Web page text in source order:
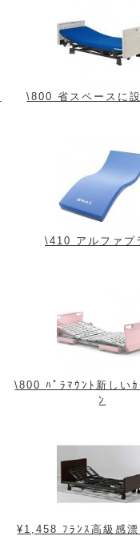
\800 省スペースに
\410 アルファプ
\800 ﾊﾟﾗﾏｳﾝﾄ新しい
ﾝ
¥1,458 ﾌﾗﾝｽ高級感